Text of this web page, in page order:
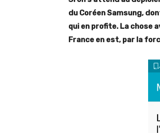
du Coréen Samsung,
qui en profite. La chose
France en est, par la